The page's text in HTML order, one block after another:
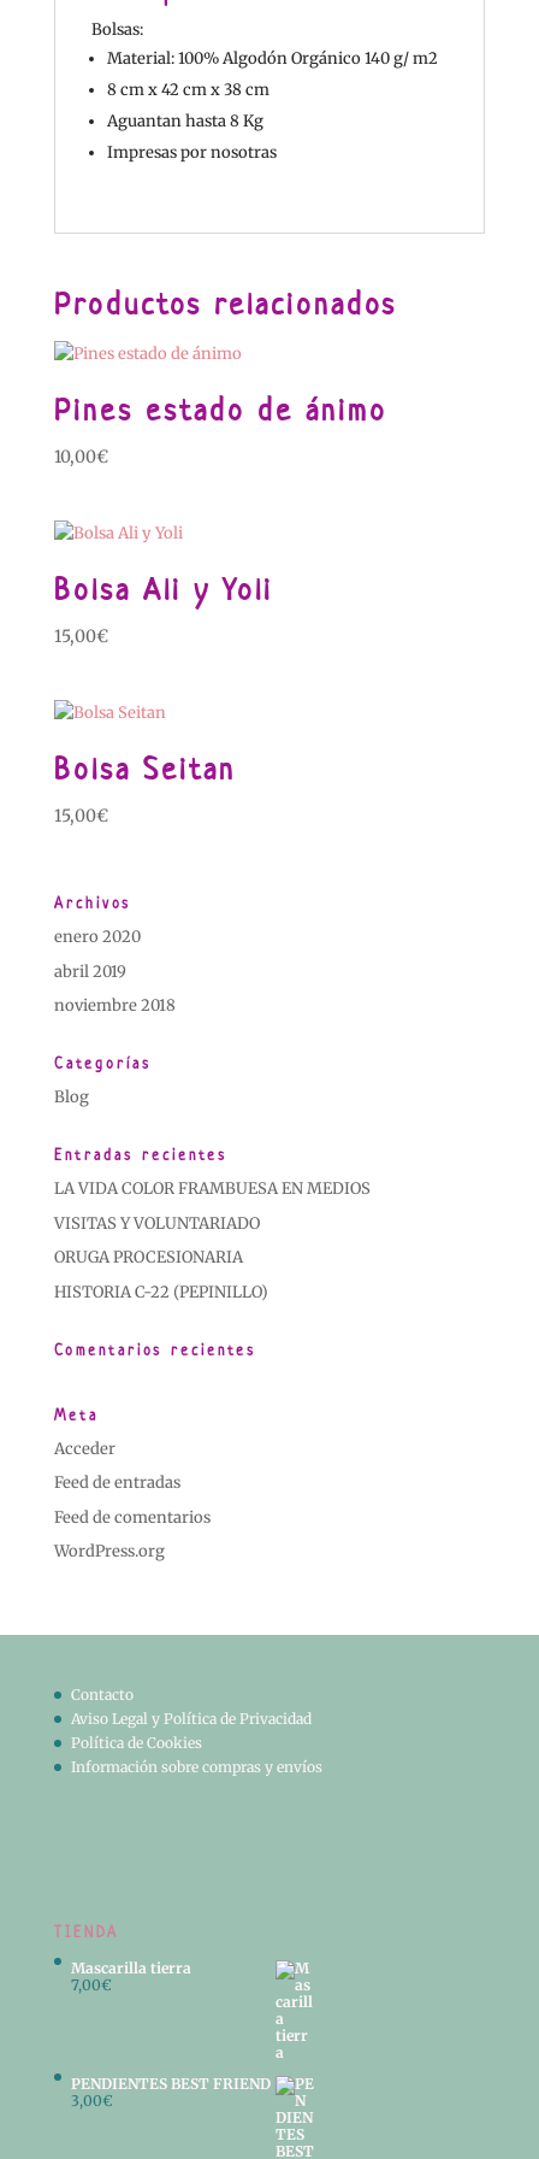
Bolsas:
Material: 100% Algodón Orgánico 140 g/ m2
8 cm x 42 cm x 38 cm
Aguantan hasta 8 Kg
Impresas por nosotras
Productos relacionados
Pines estado de ánimo
10,00€
Bolsa Ali y Yoli
15,00€
Bolsa Seitan
15,00€
Archivos
enero 2020
abril 2019
noviembre 2018
Categorías
Blog
Entradas recientes
LA VIDA COLOR FRAMBUESA EN MEDIOS
VISITAS Y VOLUNTARIADO
ORUGA PROCESIONARIA
HISTORIA C-22 (PEPINILLO)
Comentarios recientes
Meta
Acceder
Feed de entradas
Feed de comentarios
WordPress.org
Contacto
Aviso Legal y Política de Privacidad
Política de Cookies
Información sobre compras y envíos
TIENDA
Mascarilla tierra
7,00€
PENDIENTES BEST FRIEND
3,00€